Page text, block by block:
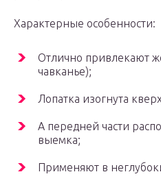
Характерные особенности:
Отлично привлекают
чавканье);
Лопатка изогнута
А передней части
выемка;
Применяют в